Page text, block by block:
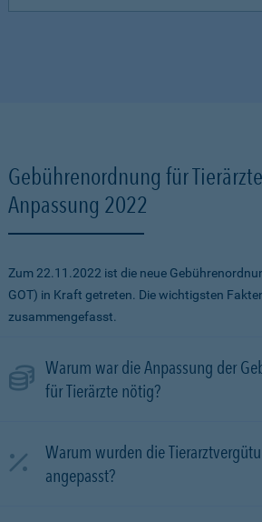
Gebührenordnung für
Anpassung 2022
Zum 22.11.2022 ist die neue
GOT) in Kraft getreten. Die wichtigsten
zusammengefasst.
Warum war die Anpassung der
für Tierärzte nötig?
Warum wurden die
angepasst?